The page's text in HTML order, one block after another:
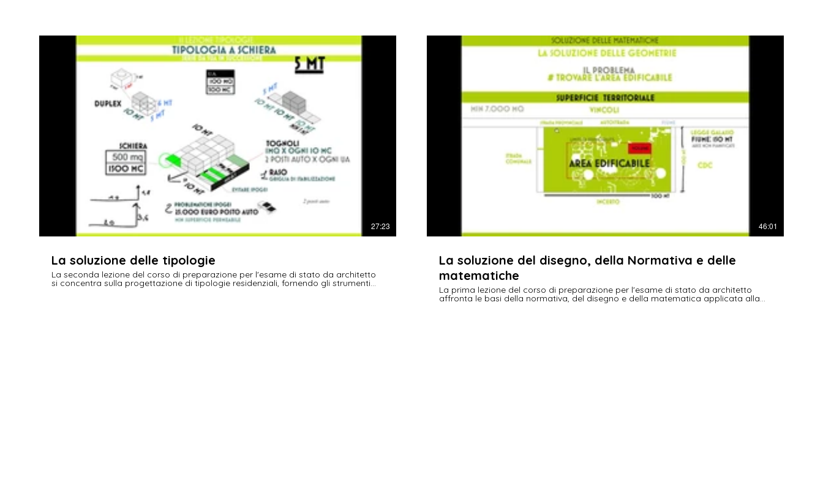
27:23
La soluzione delle tipologie
La seconda lezione del corso di preparazione per l'esame di stato da architetto
si concentra sulla progettazione di tipologie residenziali, fornendo gli strumenti
per calcolare superfici e volumi, definire le unità abitative, applicare un metodo di
46:01
La soluzione del disegno, della Normativa e delle
matematiche
La prima lezione del corso di preparazione per l'esame di stato da architetto
affronta le basi della normativa, del disegno e della matematica applicata alla
progettazione, fornendo una solida base per affrontare le sfide dell'esame.